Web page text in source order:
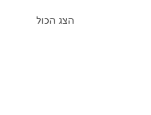
הצג הכול